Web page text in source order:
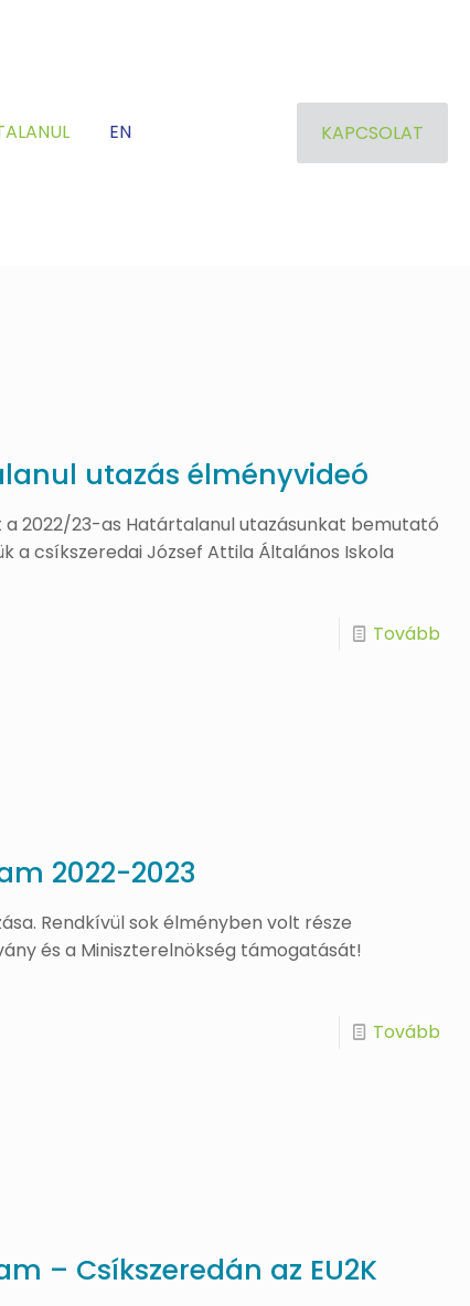
EN KAPCSOLAT
utazás élményvideó
2022/23-as Határtalanul utazásunkat bemutató
a csíkszeredai József Attila Általános Iskola
Tovább
2022-2023
Rendkívül sok élményben volt része
és a Miniszterelnökség támogatását!
Tovább
– Csíkszeredán az EU2K